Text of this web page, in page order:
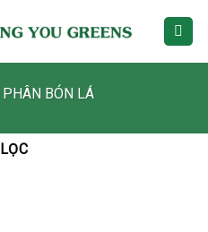
PHÂN BÓN LÁ
LỌC